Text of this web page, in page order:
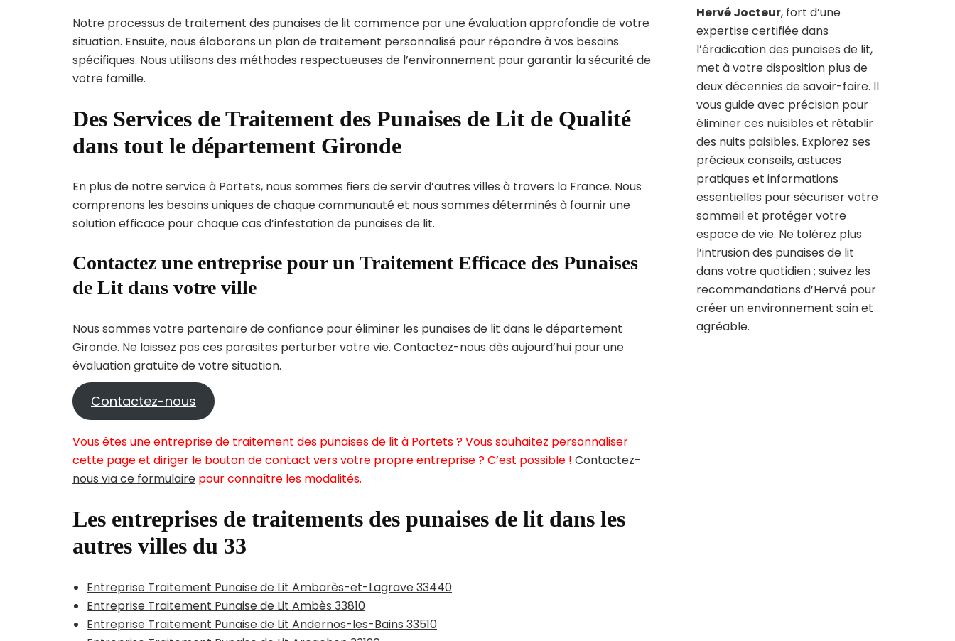
Notre processus de traitement des punaises de lit commence par une évaluation approfondie de votre
situation. Ensuite, nous élaborons un plan de traitement personnalisé pour répondre à vos besoins
spécifiques. Nous utilisons des méthodes respectueuses de l’environnement pour garantir la sécurité de
votre famille.
Des Services de Traitement des Punaises de Lit de Qualité
dans tout le département Gironde
En plus de notre service à Portets, nous sommes fiers de servir d’autres villes à travers la France. Nous
comprenons les besoins uniques de chaque communauté et nous sommes déterminés à fournir une
solution efficace pour chaque cas d’infestation de punaises de lit.
Contactez une entreprise pour un Traitement Efficace des Punaises
de Lit dans votre ville
Nous sommes votre partenaire de confiance pour éliminer les punaises de lit dans le département
Gironde. Ne laissez pas ces parasites perturber votre vie. Contactez-nous dès aujourd’hui pour une
évaluation gratuite de votre situation.
Contactez-nous
Vous êtes une entreprise de traitement des punaises de lit à Portets ? Vous souhaitez personnaliser
cette page et diriger le bouton de contact vers votre propre entreprise ? C’est possible ! Contactez-
nous via ce formulaire pour connaître les modalités.
Les entreprises de traitements des punaises de lit dans les
autres villes du 33
Entreprise Traitement Punaise de Lit Ambarès-et-Lagrave 33440
Entreprise Traitement Punaise de Lit Ambès 33810
Entreprise Traitement Punaise de Lit Andernos-les-Bains 33510
Hervé Jocteur, fort d’une
expertise certifiée dans
l’éradication des punaises de lit,
met à votre disposition plus de
deux décennies de savoir-faire. Il
vous guide avec précision pour
éliminer ces nuisibles et rétablir
des nuits paisibles. Explorez ses
précieux conseils, astuces
pratiques et informations
essentielles pour sécuriser votre
sommeil et protéger votre
espace de vie. Ne tolérez plus
l’intrusion des punaises de lit
dans votre quotidien ; suivez les
recommandations d’Hervé pour
créer un environnement sain et
agréable.